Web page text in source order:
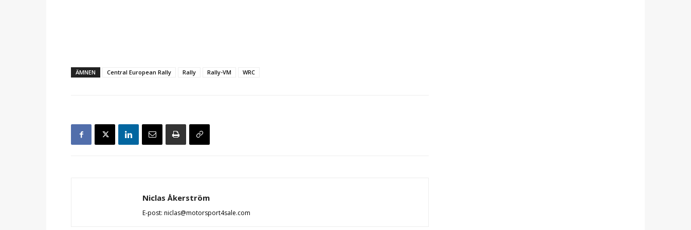
ÄMNEN Central European Rally Rally Rally-VM WRC
Niclas Åkerström
E-post: niclas@motorsport4sale.com